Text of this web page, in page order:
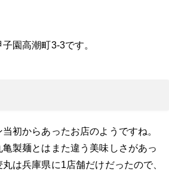
園高潮町3-3です。
初からあったお店のようですね。
製麺とはまた違う美味しさがあっ
は兵庫県に1店舗だけだったので、